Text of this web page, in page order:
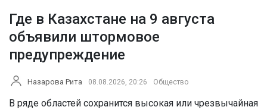
Где в Казахстане на 9 августа
объявили штормовое
предупреждение
Назарова Рита 08.08.2026, 20:26 Общество
В ряде областей сохранится высокая или чрезвычайная